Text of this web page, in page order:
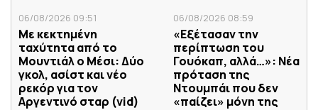
06/08/2026 09:51
Με κεκτημένη
ταχύτητα από το
Μουντιάλ ο Μέσι: Δύο
γκολ, ασίστ και νέο
ρεκόρ για τον
Αργεντινό σταρ (vid)
06/08/2026 08:59
«Εξέτασαν την
περίπτωση του
Γουόκαπ, αλλά…»: Νέα
πρόταση της
Ντουμπάι που δεν
«παίζει» μόνη της